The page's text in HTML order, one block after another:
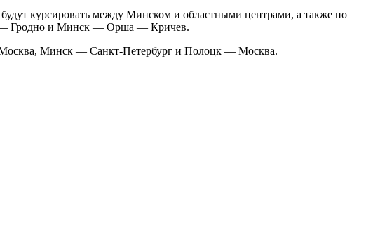
курсировать между Минском и областными центрами, а также по
Гродно и Минск — Орша — Кричев.
Минск — Санкт-Петербург и Полоцк — Москва.